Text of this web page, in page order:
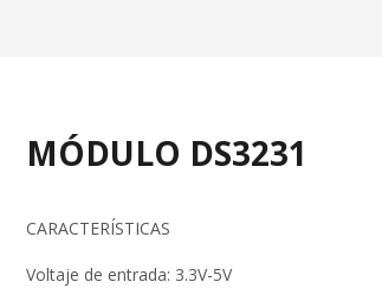
MÓDULO DS3231
CARACTERÍSTICAS
Voltaje de entrada: 3.3V-5V